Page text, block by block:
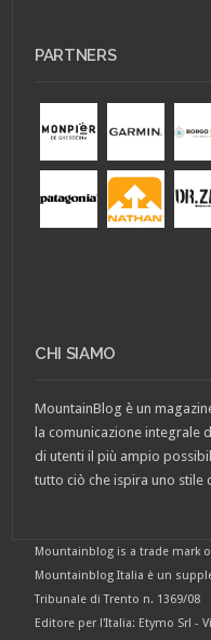
PARTNERS
CHI SIAMO
MountainBlog è un
la comunicazione integrale
di utenti il più ampio
tutto ciò che ispira uno stile
Mountainblog is a trade mark
Mountainblog Italia è un
Tribunale di Trento n. 1369/08
Editore per l'Italia: Etymo Srl -